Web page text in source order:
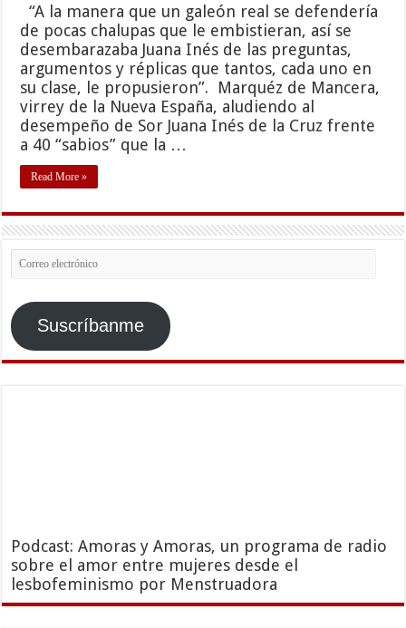
“A la manera que un galeón real se defendería
de pocas chalupas que le embistieran, así se
desembarazaba Juana Inés de las preguntas,
argumentos y réplicas que tantos, cada uno en
su clase, le propusieron”. Marquéz de Mancera,
virrey de la Nueva España, aludiendo al
desempeño de Sor Juana Inés de la Cruz frente
a 40 “sabios” que la …
Read More »
Correo
electrónico
Suscríbanme
Podcast: Amoras y Amoras, un programa de radio
sobre el amor entre mujeres desde el
lesbofeminismo por Menstruadora